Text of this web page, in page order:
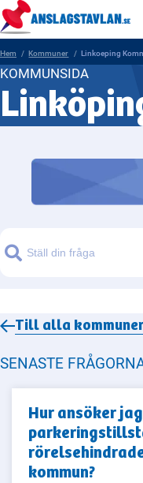
Hem Kommuner Linkoeping
KOMMUNSIDA
Sök
Till alla kommuner
SENASTE
Hur ansöker
kommun?